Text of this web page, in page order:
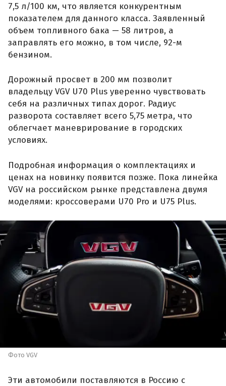
7,5 л/100 км, что является конкурентным
показателем для данного класса. Заявленный
объем топливного бака — 58 литров, а
заправлять его можно, в том числе, 92-м
бензином.
Дорожный просвет в 200 мм позволит
владельцу VGV U70 Plus уверенно чувствовать
себя на различных типах дорог. Радиус
разворота составляет всего 5,75 метра, что
облегчает маневрирование в городских
условиях.
Подробная информация о комплектациях и
ценах на новинку появится позже. Пока линейка
VGV на российском рынке представлена двумя
моделями: кроссоверами U70 Pro и U75 Plus.
Фото VGV
Эти автомобили поставляются в Россию с